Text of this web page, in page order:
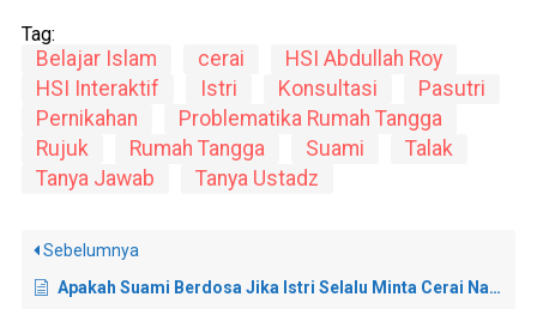
Tag:
Belajar Islam cerai
HSI Abdullah Roy
HSI Interaktif
Istri Konsultasi
Pasutri
Pernikahan
Problematika Rumah Tangga
Rujuk
Rumah Tangga Suami
Talak
Tanya Jawab
Tanya Ustadz
Sebelumnya
Apakah Suami Berdosa Jika Istri Selalu Minta Cerai Namun Tidak Menurutinya?